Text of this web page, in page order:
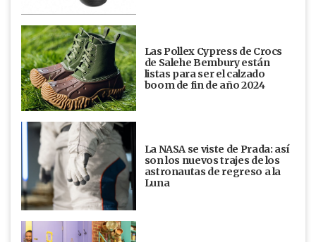
Las Pollex Cypress de Crocs
de Salehe Bembury están
listas para ser el calzado
boom de fin de año 2024
La NASA se viste de Prada: así
son los nuevos trajes de los
astronautas de regreso a la
Luna